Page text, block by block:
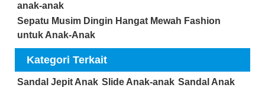
anak-anak
Sepatu Musim Dingin Hangat Mewah Fashion
untuk Anak-Anak
Kategori Terkait
Sandal Jepit Anak Slide Anak-anak Sandal Anak